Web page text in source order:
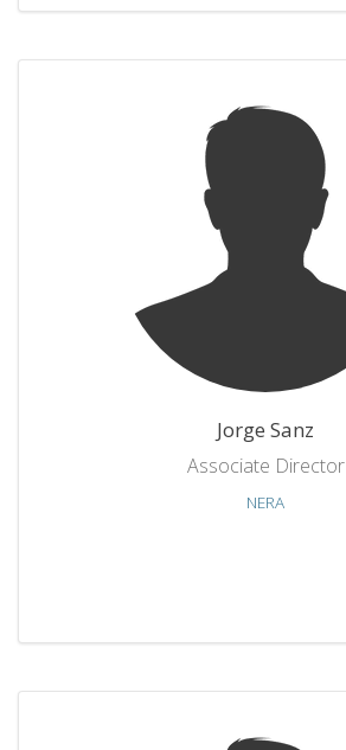
Jorge Sanz
Associate Director
NERA